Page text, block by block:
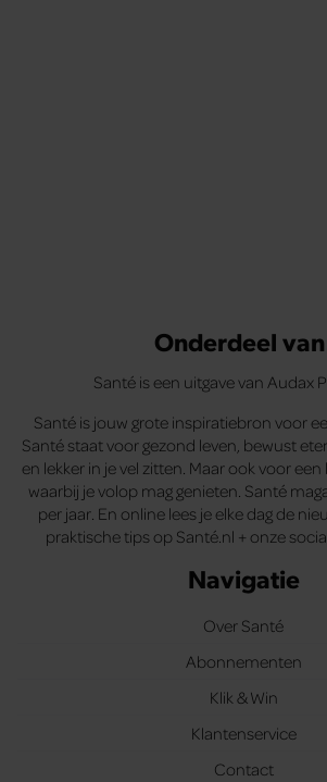
Onderdeel
Santé is een uitgave van Audax
Santé is jouw grote inspiratiebron voor
Santé staat voor gezond leven, bewust
en lekker in je vel zitten. Maar ook voor een
waarbij je volop mag genieten. Santé
per jaar. En online lees je elke dag de
praktische tips op Santé.nl + onze
Navigatie
Over Santé
Abonnementen
Klik & Win
Klantenservice
Contact